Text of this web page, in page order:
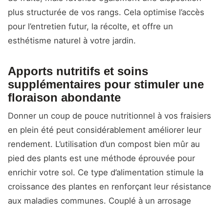
plus structurée de vos rangs. Cela optimise l’accès
pour l’entretien futur, la récolte, et offre un
esthétisme naturel à votre jardin.
Apports nutritifs et soins
supplémentaires pour stimuler une
floraison abondante
Donner un coup de pouce nutritionnel à vos fraisiers
en plein été peut considérablement améliorer leur
rendement. L’utilisation d’un compost bien mûr au
pied des plants est une méthode éprouvée pour
enrichir votre sol. Ce type d’alimentation stimule la
croissance des plantes en renforçant leur résistance
aux maladies communes. Couplé à un arrosage